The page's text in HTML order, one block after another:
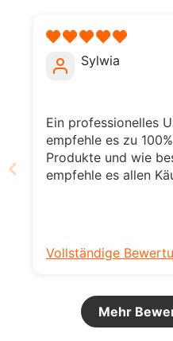
Sylwia
Ein professionelles
empfehle es zu
Produkte und wie
empfehle es allen
Vollständige
Mehr